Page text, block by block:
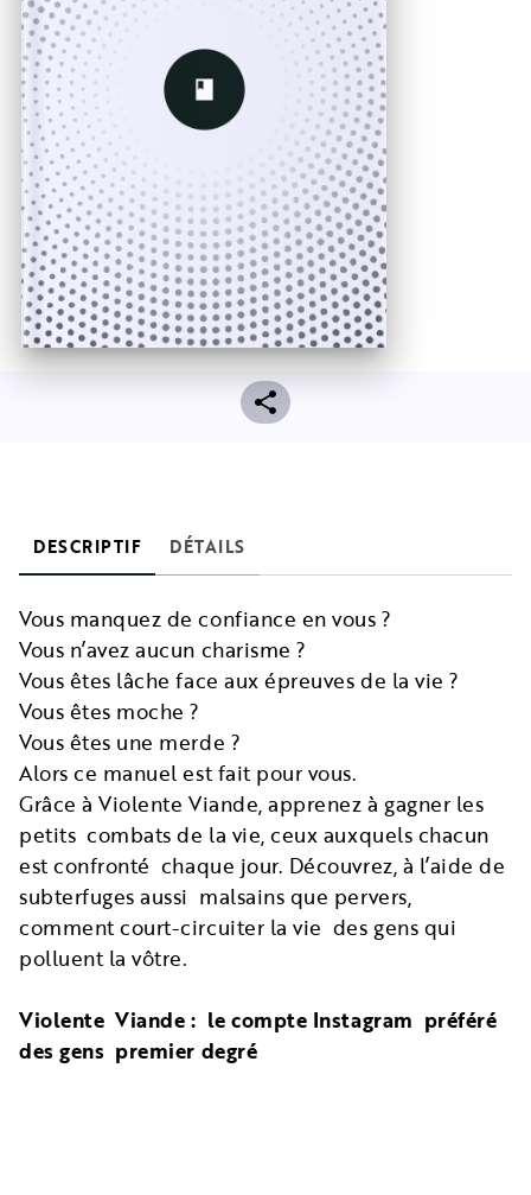
DESCRIPTIF DÉTAILS
Vous manquez de confiance en vous ?
Vous n’avez aucun charisme ?
Vous êtes lâche face aux épreuves de la vie ?
Vous êtes moche ?
Vous êtes une merde ?
Alors ce manuel est fait pour vous.
Grâce à Violente Viande, apprenez à gagner les
petits combats de la vie, ceux auxquels chacun
est confronté chaque jour. Découvrez, à l’aide de
subterfuges aussi malsains que pervers,
comment court-circuiter la vie des gens qui
polluent la vôtre.
Violente Viande : le compte Instagram préféré
des gens premier degré